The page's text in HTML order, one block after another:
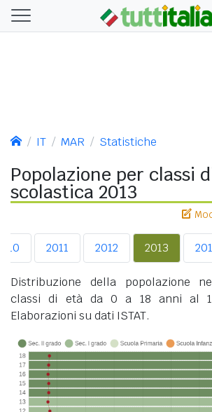
IT MAR Statistiche
Popolazione per classi
scolastica 2013
2011 2012 2013
Distribuzione della popolazione
classi di età da 0 a 18 anni al
Elaborazioni su dati ISTAT.